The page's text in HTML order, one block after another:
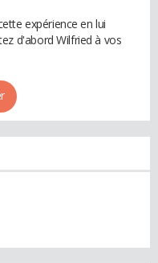
expérience en lui
d'abord Wilfried à vos